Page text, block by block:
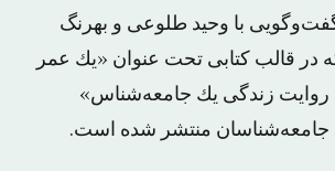
ﺑﺎ ﻭﺣﻴﺪ ﻃﻠﻮعی ﻭ ﺑﻬﺮﻧﮓ
در قالب کتابی تحت عنوان «ﻳﻚ ﻋﻤﺮ
ﺯﻧﺪگی ﻳﻚ ﺟﺎﻣﻌﻪﺷﻨﺎﺱ»
جامعه‌شناسان منتشر شده است.